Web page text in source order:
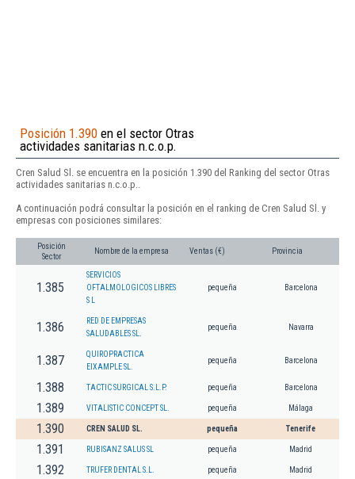
Posición 1.390 en el sector Otras
actividades sanitarias n.c.o.p.
Cren Salud Sl. se encuentra en la posición 1.390 del Ranking del sector Otras
actividades sanitarias n.c.o.p..
A continuación podrá consultar la posición en el ranking de Cren Salud Sl. y
empresas con posiciones similares:
Posición
Sector
Nombre de la empresa Ventas (€) Provincia
1.385
SERVICIOS
OFTALMOLOGICOS LIBRES
S L
pequeña Barcelona
1.386
RED DE EMPRESAS
SALUDABLES SL.
pequeña Navarra
1.387
QUIROPRACTICA
EIXAMPLE SL.
pequeña Barcelona
1.388 TACTIC SURGICAL S.L.P. pequeña Barcelona
1.389 VITALISTIC CONCEPT SL. pequeña Málaga
1.390 CREN SALUD SL. pequeña Tenerife
1.391 RUBISANZ SALUS SL pequeña Madrid
1.392 TRUFER DENTAL S.L. pequeña Madrid